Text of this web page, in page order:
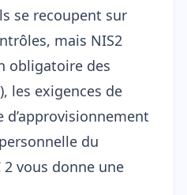
se recoupent sur
mais NIS2
obligatoire des
les exigences de
d’approvisionnement
du
2 vous donne une